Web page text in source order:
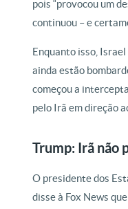
pois “provocou um
continuou – e
Enquanto isso,
ainda estão
começou a
pelo Irã em direção
Trump: Irã não
O presidente dos
disse à Fox News